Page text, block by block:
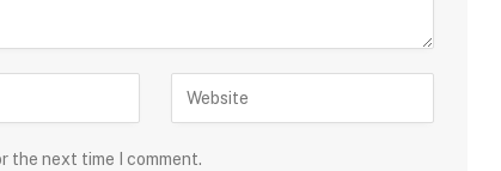
the next time I comment.